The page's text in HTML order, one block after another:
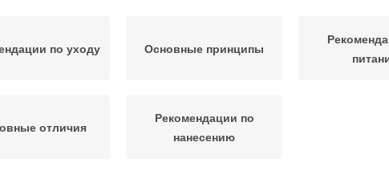
по уходу Основные принципы
отличия
Рекомендации по
нанесению